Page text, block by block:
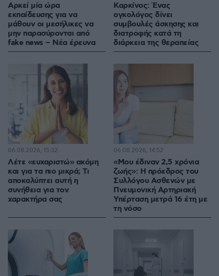
Αρκεί μία ώρα
εκπαίδευσης για να
μάθουν οι μεσήλικες να
μην παρασύρονται από
fake news – Νέα έρευνα
Καρκίνος: Ένας
ογκολόγος δίνει
συμβουλές άσκησης και
διατροφής κατά τη
διάρκεια της θεραπείας
Λέτε «ευχαριστώ» ακόμη
και για τα πιο μικρά; Τι
αποκαλύπτει αυτή η
συνήθεια για τον
χαρακτήρα σας
06.08.2026, 15:32
«Μου έδιναν 2,5 χρόνια
ζωής»: Η πρόεδρος του
Συλλόγου Ασθενών με
Πνευμονική Αρτηριακή
Υπέρταση μετρά 16 έτη με
τη νόσο
06.08.2026, 14:52